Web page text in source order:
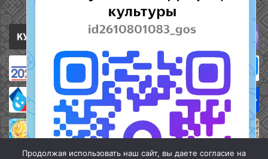
Полезные ссылки
Продолжая использовать наш сайт, вы даете согласие на